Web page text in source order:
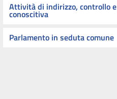
Attività di indirizzo, controllo e
conoscitiva
Parlamento in seduta comune